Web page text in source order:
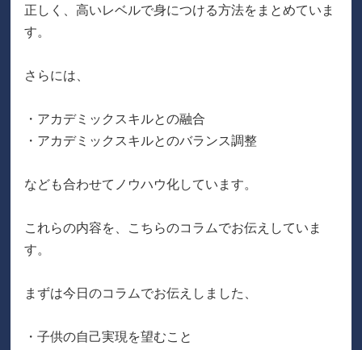
正しく、高いレベルで身につける方法をまとめていま
す。
さらには、
・アカデミックスキルとの融合
・アカデミックスキルとのバランス調整
なども合わせてノウハウ化しています。
これらの内容を、こちらのコラムでお伝えしていま
す。
まずは今日のコラムでお伝えしました、
・子供の自己実現を望むこと